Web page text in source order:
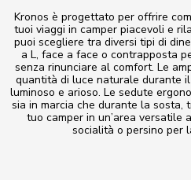
Kronos è progettato per offrire
tuoi viaggi in camper piacevoli e
puoi scegliere tra diversi tipi di
a L, face a face o contrapposta
senza rinunciare al comfort. Le
quantità di luce naturale durante
luminoso e arioso. Le sedute
sia in marcia che durante la sosta,
tuo camper in un’area versatile
socialità o persino per